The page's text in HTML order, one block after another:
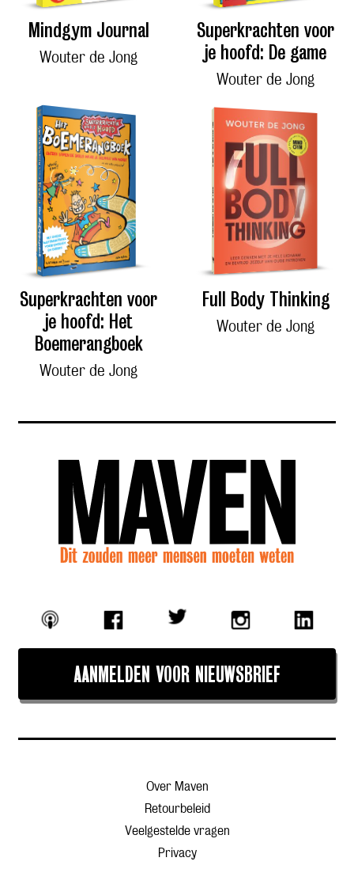
Mindgym Journal
Wouter de Jong
Superkrachten voor
je hoofd: De game
Wouter de Jong
Superkrachten voor
je hoofd: Het
Boemerangboek
Wouter de Jong
Full Body Thinking
Wouter de Jong
AANMELDEN VOOR NIEUWSBRIEF
Over Maven
Retourbeleid
Veelgestelde vragen
Privacy